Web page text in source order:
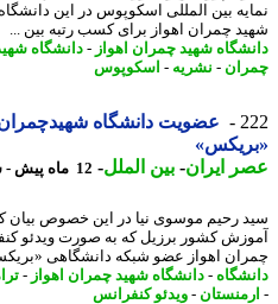
بین المللی اسکوپوس در این دانشگاه
چمران اهواز برای کسب رتبه بین ...
شهید چمران اهواز -دانشگاه شهید
- نشریه- اسکوپوس
عضویت دانشگاه شهیدچمران
ایران- بین الملل-12 ماه پیش - شنبه 18 مرداد 1404، 13:15
رحیم موسوی نیا در این خصوص بیان کرد:
کشور برزیل که به صورت ویدئو
اهواز عضو شبکه دانشگاهی «بریکس»
-دانشگاه شهید چمران اهواز -ترامپ
-ویدئو کنفرانس